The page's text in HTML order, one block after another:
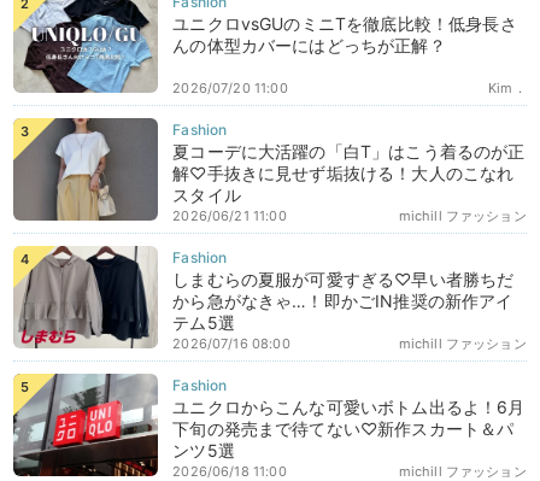
ユニクロvsGUのミニTを徹底比較！低身長さ
んの体型カバーにはどっちが正解？
Kim．
2026/07/20 11:00
夏コーデに大活躍の「白T」はこう着るのが正
解♡手抜きに見せず垢抜ける！大人のこなれ
スタイル
michill ファッション
2026/06/21 11:00
しまむらの夏服が可愛すぎる♡早い者勝ちだ
から急がなきゃ…！即かごIN推奨の新作アイ
テム5選
michill ファッション
2026/07/16 08:00
ユニクロからこんな可愛いボトム出るよ！6月
下旬の発売まで待てない♡新作スカート＆パ
ンツ5選
michill ファッション
2026/06/18 11:00